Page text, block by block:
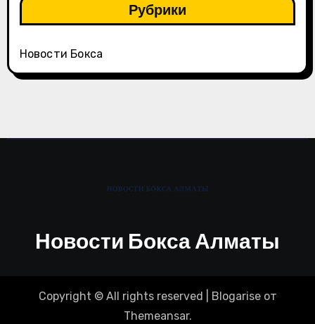
Рубрики
Новости Бокса
Новости Бокса Алматы
Copyright © All rights reserved Blogariseот
Themeansar.